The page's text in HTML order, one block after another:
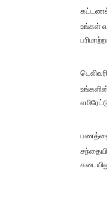
உங்கள்